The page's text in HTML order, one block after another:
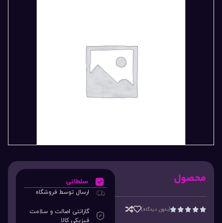
محصول




(بدون دیدگاه)
سلطانی
ارسال توسط فروشگاه
گارانتی اصالت و سلامت
فیزیکی کالا